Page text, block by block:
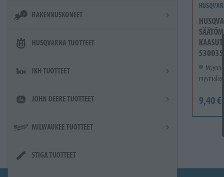
RAKENNUSKONEET
HUSQVARNA TUOTTEET
IKH TUOTTEET
JOHN DEERE TUOTTEET
MILWAUKEE TUOTTEET
STIGA TUOTTEET
KAASUTIN
myymälässä.
9,40 €